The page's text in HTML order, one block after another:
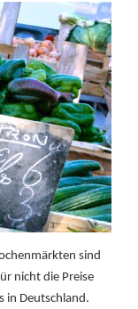
sind
nicht die Preise
in Deutschland.